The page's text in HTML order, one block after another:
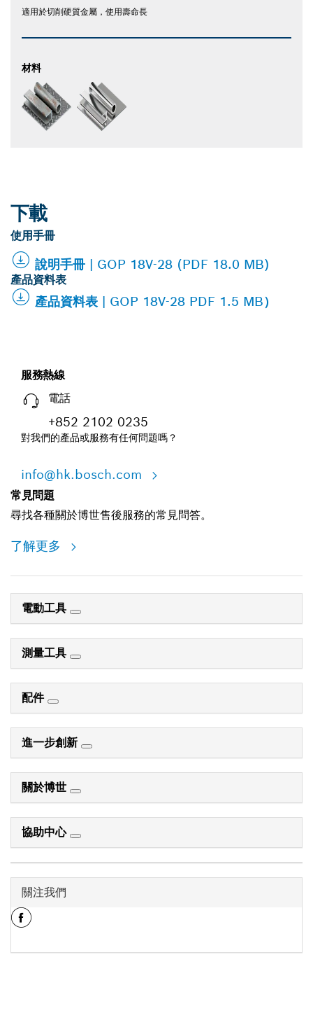
適用於切削硬質金屬，使用壽命長
材料
下載
使用手冊
說明手冊 | GOP 18V-28 (PDF 18.0 MB)
產品資料表
產品資料表 | GOP 18V-28 PDF 1.5 MB）
服務熱線
電話
+852 2102 0235
對我們的產品或服務有任何問題嗎？
info@hk.bosch.com
常見問題
尋找各種關於博世售後服務的常見問答。
了解更多
電動工具
測量工具
配件
進一步創新
關於博世
協助中心
關注我們